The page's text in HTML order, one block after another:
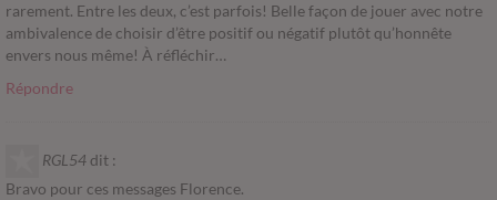
rarement. Entre les deux, c’est parfois! Belle façon de jouer avec notre
ambivalence de choisir d’être positif ou négatif plutôt qu’honnête
envers nous même! À réfléchir…
Répondre
RGL54 dit :
Bravo pour ces messages Florence.